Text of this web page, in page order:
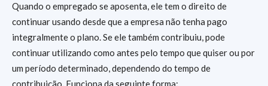
Quando o empregado se aposenta, ele tem o direito de
continuar usando desde que a empresa não tenha pago
integralmente o plano. Se ele também contribuiu, pode
continuar utilizando como antes pelo tempo que quiser ou por
um período determinado, dependendo do tempo de
contribuição. Funciona da seguinte forma: